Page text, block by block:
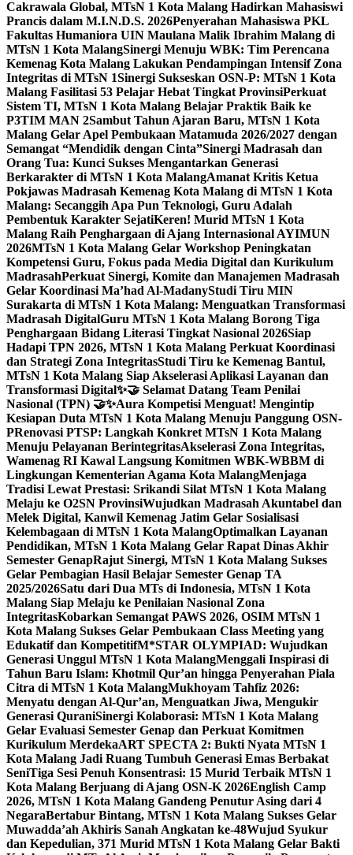
Cakrawala Global, MTsN 1 Kota Malang Hadirkan Mahasiswi
Prancis dalam M.I.N.D.S. 2026Penyerahan Mahasiswa PKL
Fakultas Humaniora UIN Maulana Malik Ibrahim Malang di
MTsN 1 Kota MalangSinergi Menuju WBK: Tim Perencana
Kemenag Kota Malang Lakukan Pendampingan Intensif Zona
Integritas di MTsN 1Sinergi Sukseskan OSN-P: MTsN 1 Kota
Malang Fasilitasi 53 Pelajar Hebat Tingkat ProvinsiPerkuat
Sistem TI, MTsN 1 Kota Malang Belajar Praktik Baik ke
P3TIM MAN 2Sambut Tahun Ajaran Baru, MTsN 1 Kota
Malang Gelar Apel Pembukaan Matamuda 2026/2027 dengan
Semangat “Mendidik dengan Cinta”Sinergi Madrasah dan
Orang Tua: Kunci Sukses Mengantarkan Generasi
Berkarakter di MTsN 1 Kota MalangAmanat Kritis Ketua
Pokjawas Madrasah Kemenag Kota Malang di MTsN 1 Kota
Malang: Secanggih Apa Pun Teknologi, Guru Adalah
Pembentuk Karakter SejatiKeren! Murid MTsN 1 Kota
Malang Raih Penghargaan di Ajang Internasional AYIMUN
2026MTsN 1 Kota Malang Gelar Workshop Peningkatan
Kompetensi Guru, Fokus pada Media Digital dan Kurikulum
MadrasahPerkuat Sinergi, Komite dan Manajemen Madrasah
Gelar Koordinasi Ma’had Al-MadanyStudi Tiru MIN
Surakarta di MTsN 1 Kota Malang: Menguatkan Transformasi
Madrasah DigitalGuru MTsN 1 Kota Malang Borong Tiga
Penghargaan Bidang Literasi Tingkat Nasional 2026Siap
Hadapi TPN 2026, MTsN 1 Kota Malang Perkuat Koordinasi
dan Strategi Zona IntegritasStudi Tiru ke Kemenag Bantul,
MTsN 1 Kota Malang Siap Akselerasi Aplikasi Layanan dan
Transformasi Digital✨🤝 Selamat Datang Team Penilai
Nasional (TPN) 🤝✨Aura Kompetisi Menguat! Mengintip
Kesiapan Duta MTsN 1 Kota Malang Menuju Panggung OSN-
PRenovasi PTSP: Langkah Konkret MTsN 1 Kota Malang
Menuju Pelayanan BerintegritasAkselerasi Zona Integritas,
Wamenag RI Kawal Langsung Komitmen WBK-WBBM di
Lingkungan Kementerian Agama Kota MalangMenjaga
Tradisi Lewat Prestasi: Srikandi Silat MTsN 1 Kota Malang
Melaju ke O2SN ProvinsiWujudkan Madrasah Akuntabel dan
Melek Digital, Kanwil Kemenag Jatim Gelar Sosialisasi
Kelembagaan di MTsN 1 Kota MalangOptimalkan Layanan
Pendidikan, MTsN 1 Kota Malang Gelar Rapat Dinas Akhir
Semester GenapRajut Sinergi, MTsN 1 Kota Malang Sukses
Gelar Pembagian Hasil Belajar Semester Genap TA
2025/2026Satu dari Dua MTs di Indonesia, MTsN 1 Kota
Malang Siap Melaju ke Penilaian Nasional Zona
IntegritasKobarkan Semangat PAWS 2026, OSIM MTsN 1
Kota Malang Sukses Gelar Pembukaan Class Meeting yang
Edukatif dan KompetitifM*STAR OLYMPIAD: Wujudkan
Generasi Unggul MTsN 1 Kota MalangMenggali Inspirasi di
Tahun Baru Islam: Khotmil Qur’an hingga Penyerahan Piala
Citra di MTsN 1 Kota MalangMukhoyam Tahfiz 2026:
Menyatu dengan Al-Qur’an, Menguatkan Jiwa, Mengukir
Generasi QuraniSinergi Kolaborasi: MTsN 1 Kota Malang
Gelar Evaluasi Semester Genap dan Perkuat Komitmen
Kurikulum MerdekaART SPECTA 2: Bukti Nyata MTsN 1
Kota Malang Jadi Ruang Tumbuh Generasi Emas Berbakat
SeniTiga Sesi Penuh Konsentrasi: 15 Murid Terbaik MTsN 1
Kota Malang Berjuang di Ajang OSN-K 2026English Camp
2026, MTsN 1 Kota Malang Gandeng Penutur Asing dari 4
NegaraBertabur Bintang, MTsN 1 Kota Malang Sukses Gelar
Muwadda’ah Akhiris Sanah Angkatan ke-48Wujud Syukur
dan Kepedulian, 371 Murid MTsN 1 Kota Malang Gelar Bakti